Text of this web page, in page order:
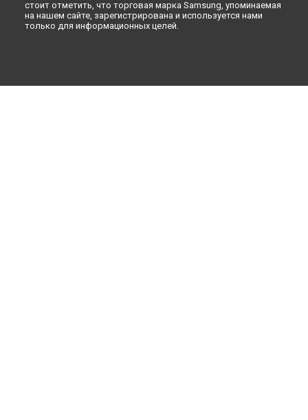
стоит отметить, что торговая марка Samsung, упоминаемая
на нашем сайте, зарегистрирована и используется нами
только для информационных целей.